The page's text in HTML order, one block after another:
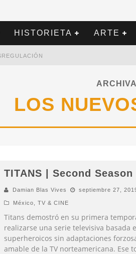
HISTORIETA ARTE
LOS
TITANS | Second Season
Damian Blas Vives septiembre 27,
México TV & CINE
Titans demostró en su primera
realizarse una serie televisiva basada
superheroicos sin adaptaciones
amable de la TV norteamericana. Ese